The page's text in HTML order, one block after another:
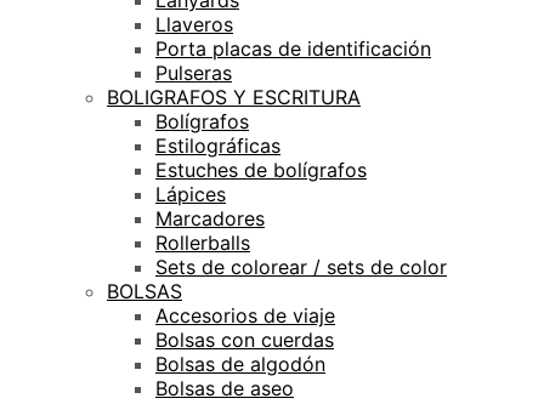
Llaveros
Porta placas de identificación
Pulseras
BOLIGRAFOS Y ESCRITURA
Bolígrafos
Estilográficas
Estuches de bolígrafos
Lápices
Marcadores
Rollerballs
Sets de colorear / sets de color
BOLSAS
Accesorios de viaje
Bolsas con cuerdas
Bolsas de algodón
Bolsas de aseo